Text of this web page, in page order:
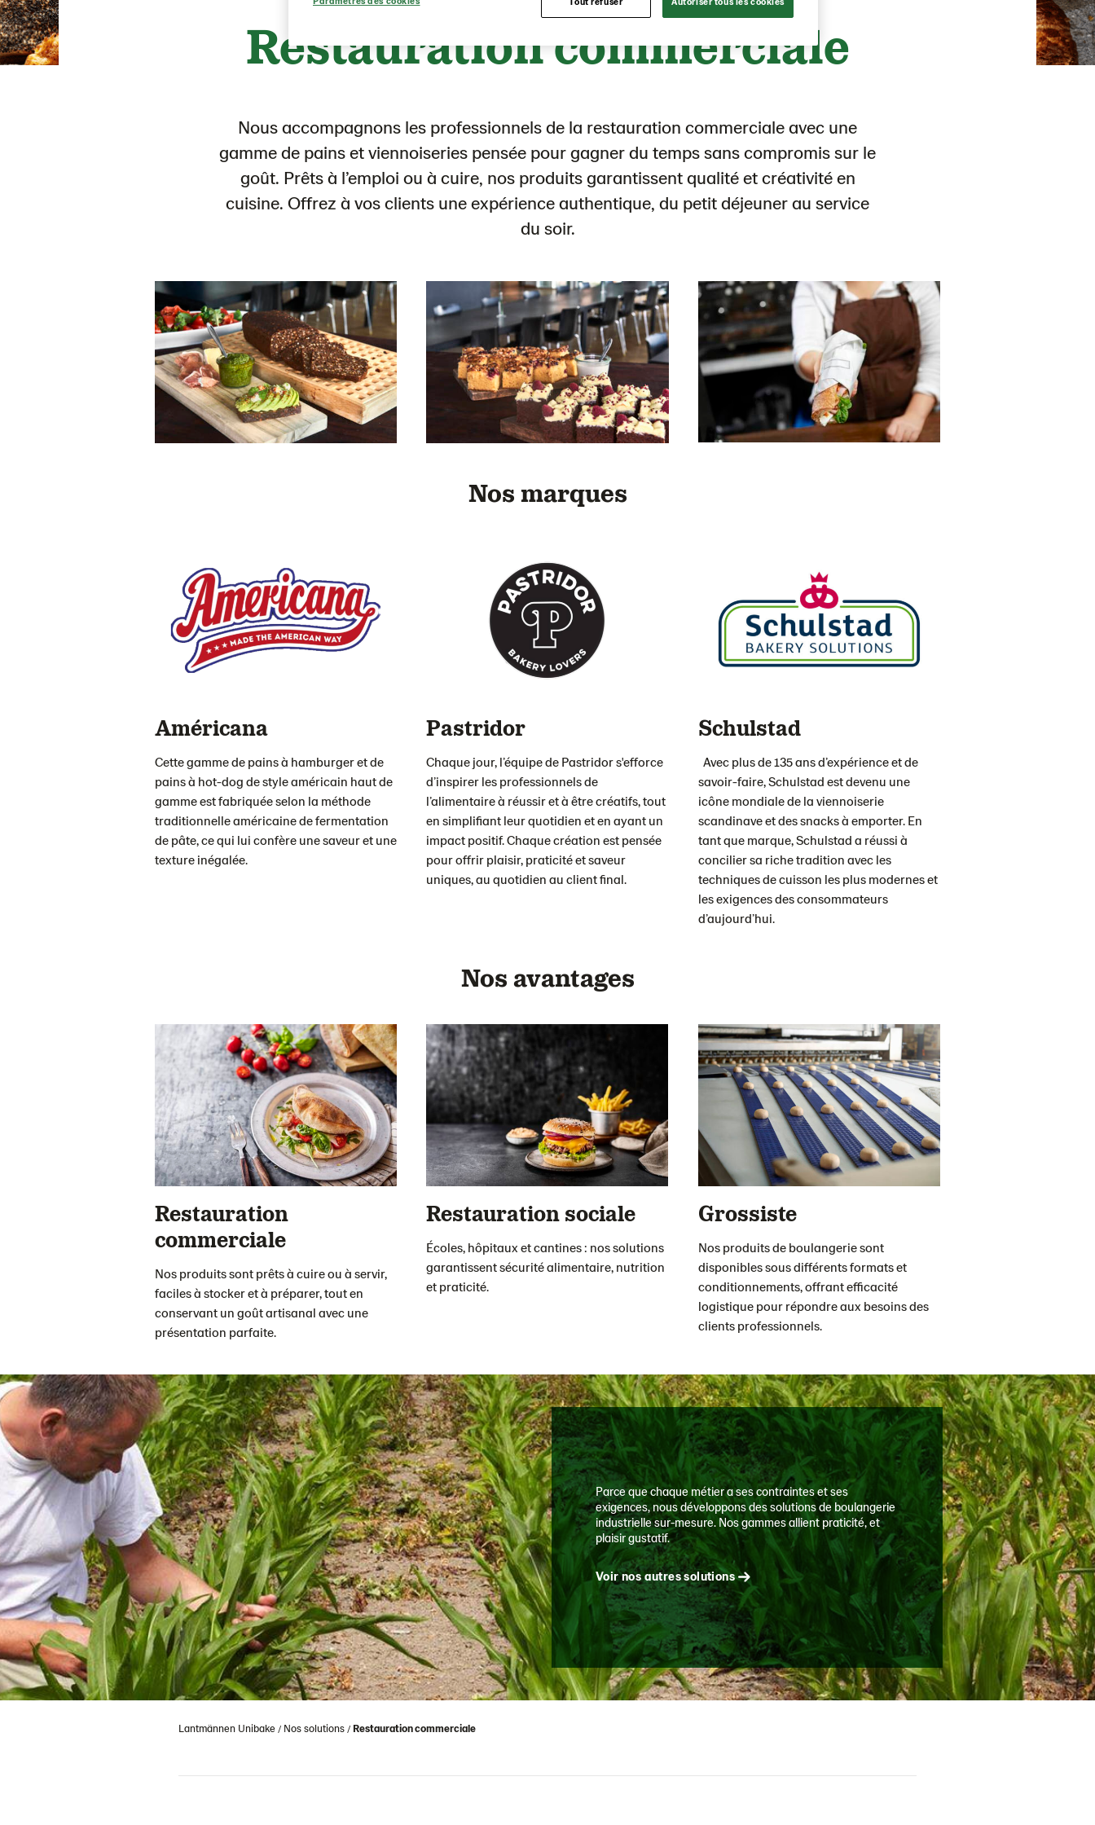
Restauration commerciale
Nous accompagnons les professionnels de la restauration commerciale avec une
gamme de pains et viennoiseries pensée pour gagner du temps sans compromis sur le
goût. Prêts à l’emploi ou à cuire, nos produits garantissent qualité et créativité en
cuisine. Offrez à vos clients une expérience authentique, du petit déjeuner au service
du soir.
Nos marques
Américana
Cette gamme de pains à hamburger et de
pains à hot-dog de style américain haut de
gamme est fabriquée selon la méthode
traditionnelle américaine de fermentation
de pâte, ce qui lui confère une saveur et une
texture inégalée.
Pastridor
Chaque jour, l’équipe de Pastridor s'efforce
d’inspirer les professionnels de
l’alimentaire à réussir et à être créatifs, tout
en simplifiant leur quotidien et en ayant un
impact positif. Chaque création est pensée
pour offrir plaisir, praticité et saveur
uniques, au quotidien au client final.
Schulstad
Avec plus de 135 ans d’expérience et de
savoir-faire, Schulstad est devenu une
icône mondiale de la viennoiserie
scandinave et des snacks à emporter. En
tant que marque, Schulstad a réussi à
concilier sa riche tradition avec les
techniques de cuisson les plus modernes et
les exigences des consommateurs
d’aujourd’hui.
Nos avantages
Restauration
commerciale
Nos produits sont prêts à cuire ou à servir,
faciles à stocker et à préparer, tout en
conservant un goût artisanal avec une
présentation parfaite.
Restauration sociale
Écoles, hôpitaux et cantines : nos solutions
garantissent sécurité alimentaire, nutrition
et praticité.
Grossiste
Nos produits de boulangerie sont
disponibles sous différents formats et
conditionnements, offrant efficacité
logistique pour répondre aux besoins des
clients professionnels.
Parce que chaque métier a ses contraintes et ses
exigences, nous développons des solutions de boulangerie
industrielle sur-mesure. Nos gammes allient praticité, et
plaisir gustatif.
Voir nos autres solutions
Lantmännen Unibake Nos solutions Restauration commerciale